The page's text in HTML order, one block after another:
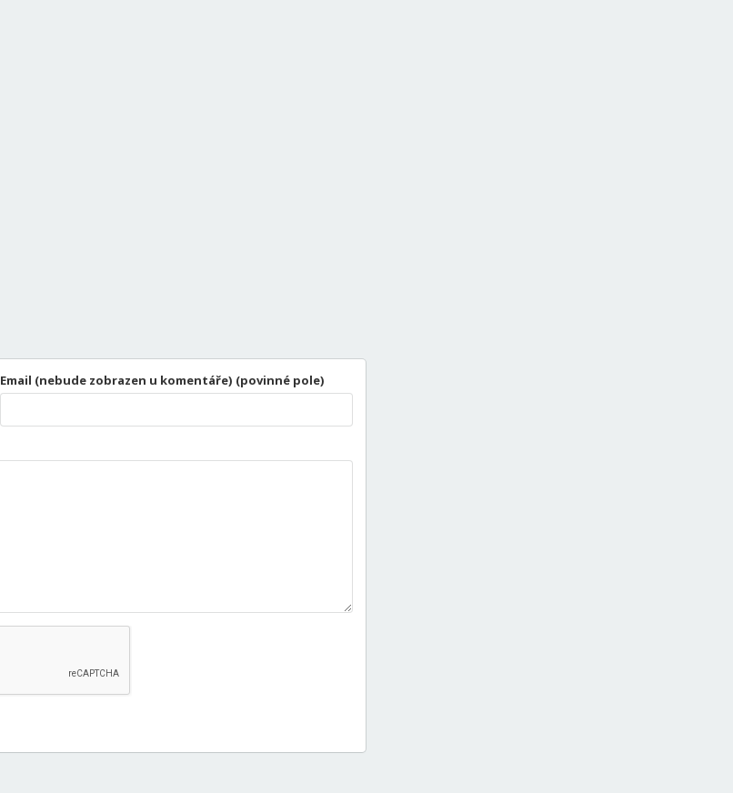
Email (nebude zobrazen u komentáře) (povinné pole)